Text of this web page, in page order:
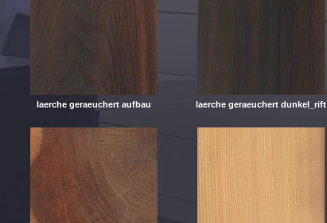
laerche geraeuchert aufbau laerche geraeuchert dunkel_rift